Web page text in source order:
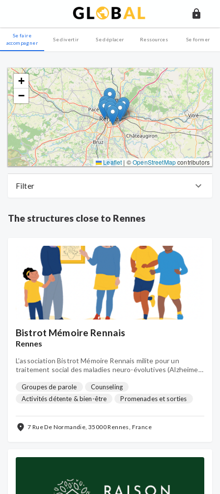
Se faire
accompagner
Se divertir Se déplacer Ressources Se former
+
−
Leaflet | ©OpenStreetMapcontributors
Filter
The structures close to Rennes
Bistrot Mémoire Rennais
Rennes
L’association Bistrot Mémoire Rennais milite pour un
traitement social des maladies neuro-évolutives (Alzheimer,
Groupes de parole
Counseling
Activités détente & bien-être
Promenades et sorties
Activités de loisirs
7 Rue De Normandie, 35000 Rennes, France